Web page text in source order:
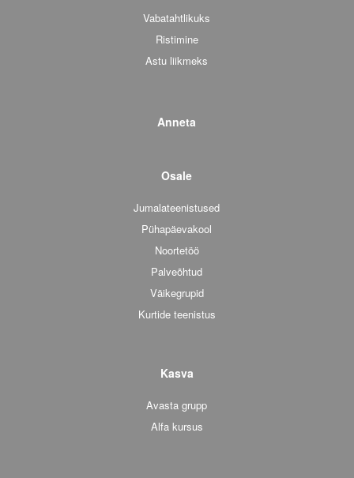
Vabatahtlikuks
Ristimine
Astu liikmeks
Anneta
Osale
Jumalateenistused
Pühapäevakool
Noortetöö
Palveõhtud
Väikegrupid
Kurtide teenistus
Kasva
Avasta grupp
Alfa kursus